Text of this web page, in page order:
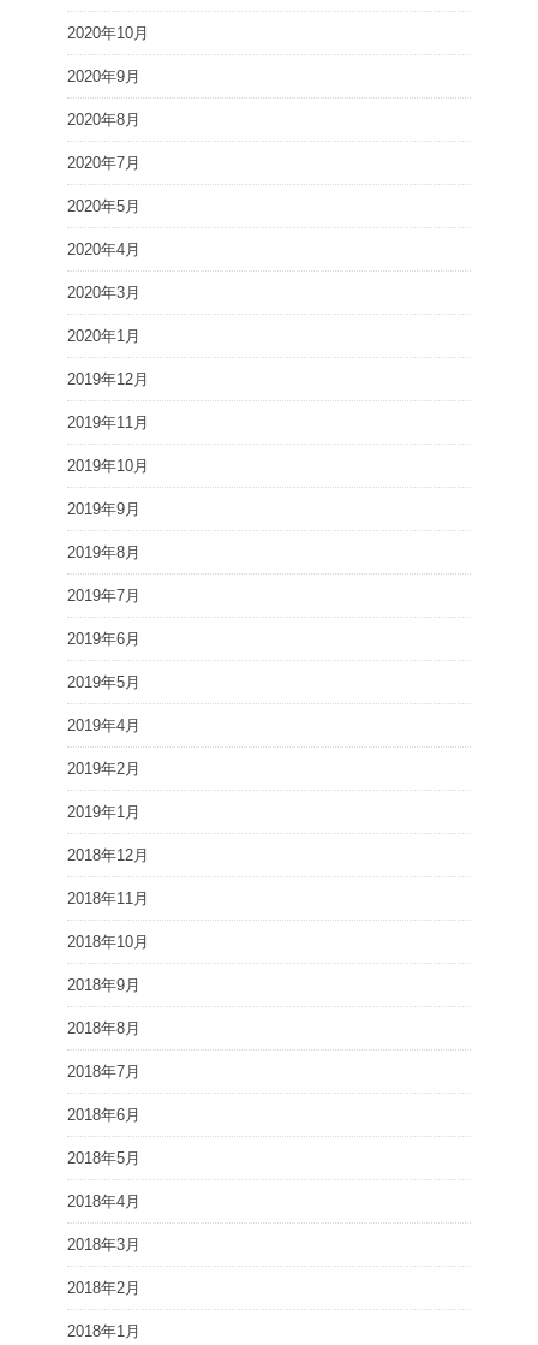
2020年10月
2020年9月
2020年8月
2020年7月
2020年5月
2020年4月
2020年3月
2020年1月
2019年12月
2019年11月
2019年10月
2019年9月
2019年8月
2019年7月
2019年6月
2019年5月
2019年4月
2019年2月
2019年1月
2018年12月
2018年11月
2018年10月
2018年9月
2018年8月
2018年7月
2018年6月
2018年5月
2018年4月
2018年3月
2018年2月
2018年1月